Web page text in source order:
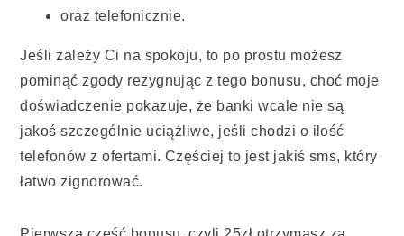
oraz telefonicznie.
Jeśli zależy Ci na spokoju, to po prostu możesz
pominąć zgody rezygnując z tego bonusu, choć moje
doświadczenie pokazuje, że banki wcale nie są
jakoś szczególnie uciążliwe, jeśli chodzi o ilość
telefonów z ofertami. Częściej to jest jakiś sms, który
łatwo zignorować.